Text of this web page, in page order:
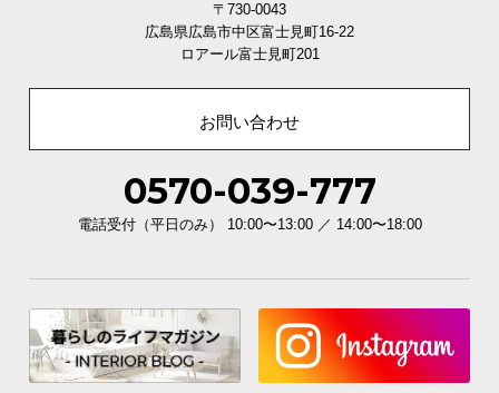
〒730-0043
広島県広島市中区富士見町16-22
ロアール富士見町201
お問い合わせ
0570-039-777
電話受付（平日のみ） 10:00〜13:00 ／ 14:00〜18:00